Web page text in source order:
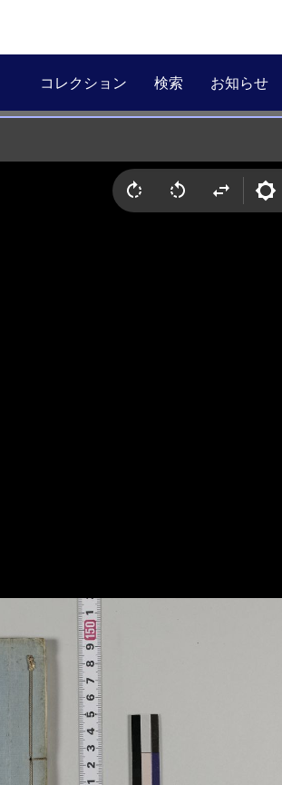
コレクション 検索 お知らせ